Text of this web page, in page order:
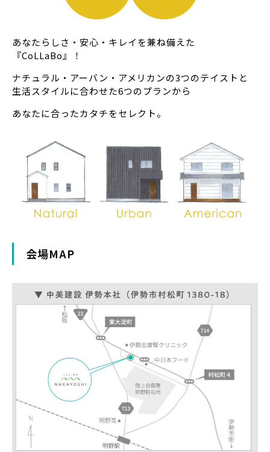
あなたらしさ・安心・キレイを兼ね備えた
『CoLLaBo』！
ナチュラル・アーバン・アメリカンの3つのテイストと
生活スタイルに合わせた6つのプランから
あなたに合ったカタチをセレクト。
会場MAP